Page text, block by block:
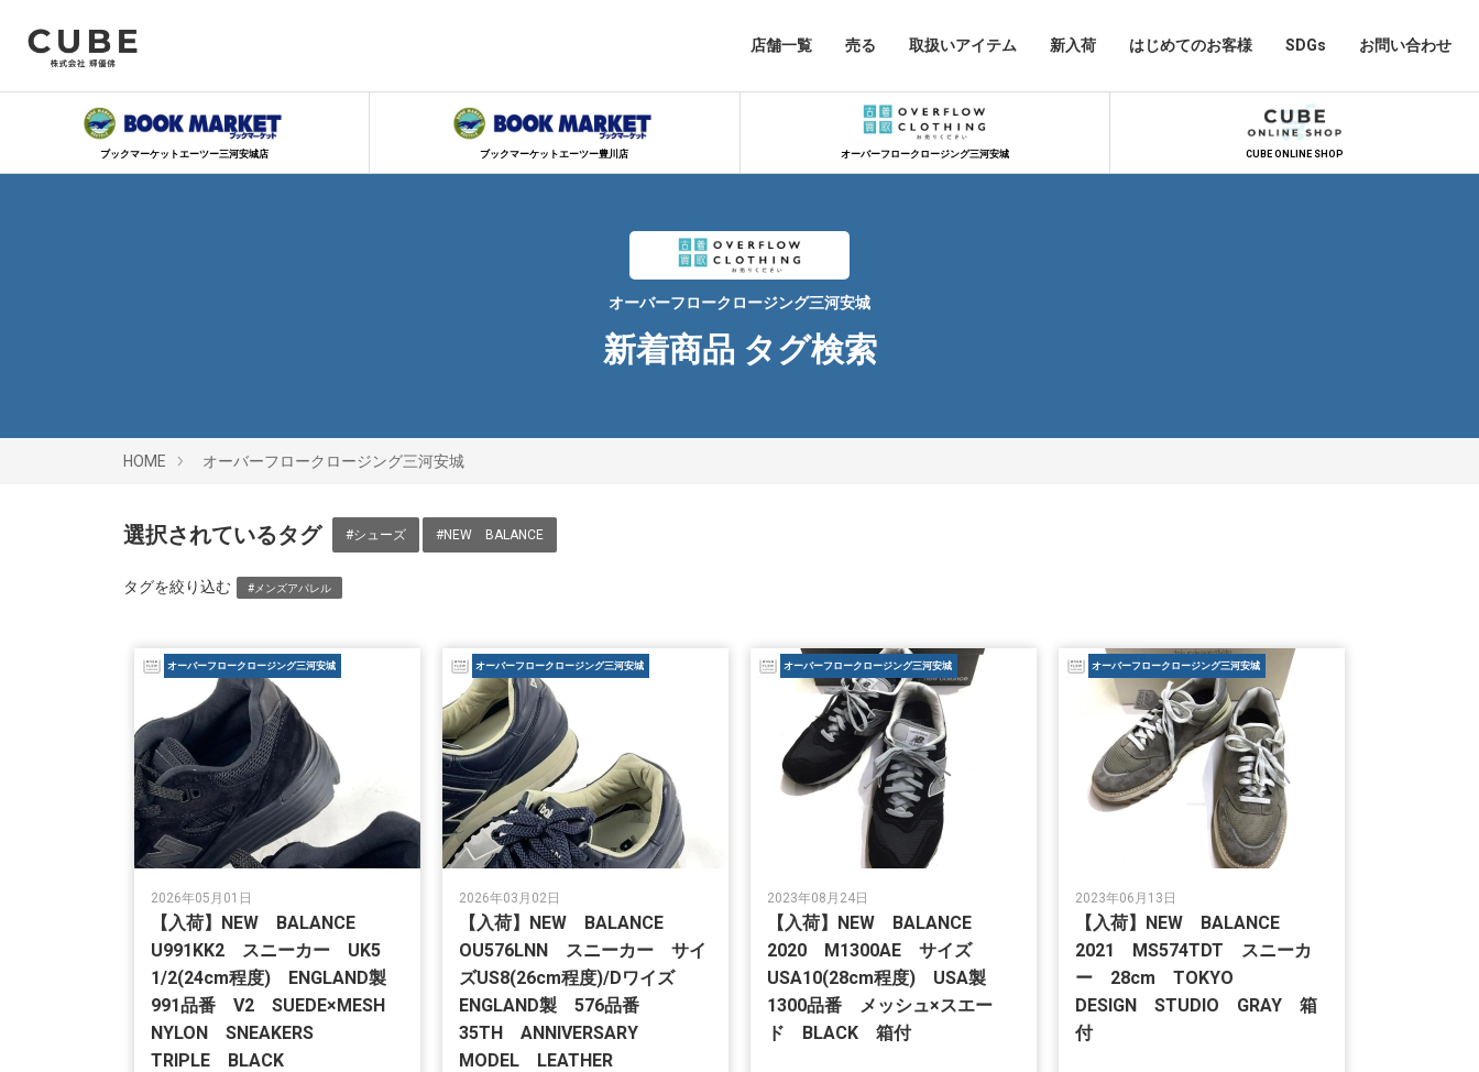
店舗一覧 売る 取扱いアイテム 新入荷 はじめてのお客様 SDGs お問い合わせ
ブックマーケットエーツー三河安城店 ブックマーケットエーツー豊川店 オーバーフロークロージング三河安城 CUBE ONLINE SHOP
オーバーフロークロージング三河安城
新着商品 タグ検索
HOME オーバーフロークロージング三河安城
選択されているタグ #シューズ #NEW BALANCE
タグを絞り込む #メンズアパレル
オーバーフロークロージング三河安城
2026年05月01日
【入荷】NEW BALANCE
U991KK2 スニーカー UK5
1/2(24cm程度) ENGLAND製
991品番 V2 SUEDE×MESH
NYLON SNEAKERS
TRIPLE BLACK
オーバーフロークロージング三河安城
2026年03月02日
【入荷】NEW BALANCE
OU576LNN スニーカー サイ
ズUS8(26cm程度)/Dワイズ
ENGLAND製 576品番
35TH ANNIVERSARY
MODEL LEATHER
オーバーフロークロージング三河安城
2023年08月24日
【入荷】NEW BALANCE
2020 M1300AE サイズ
USA10(28cm程度) USA製
1300品番 メッシュ×スエー
ド BLACK 箱付
オーバーフロークロージング三河安城
2023年06月13日
【入荷】NEW BALANCE
2021 MS574TDT スニーカ
ー 28cm TOKYO
DESIGN STUDIO GRAY 箱
付